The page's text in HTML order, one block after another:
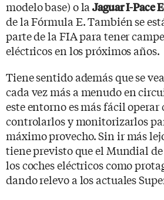
modelo base) o laJaguar I-Pace
de la Fórmula E. También se
parte de la FIA para tener
eléctricos en los próximos años.
Tiene sentido además que se
cada vez más a menudo en
este entorno es más fácil operar
controlarlos y monitorizarlos
máximo provecho. Sin ir más
tiene previsto que el Mundial
los coches eléctricos como
dando relevo a los actuales